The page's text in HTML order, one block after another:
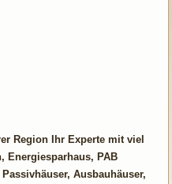
Region Ihr Experte mit viel
Energiesparhaus, PAB
Ausbauhäuser,